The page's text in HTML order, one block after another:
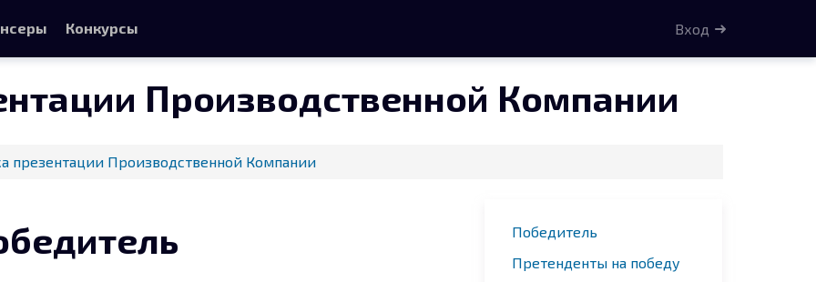
Производственной Компании
презентации Производственной Компании
Победитель
Претенденты на победу
Конкурсы Вход